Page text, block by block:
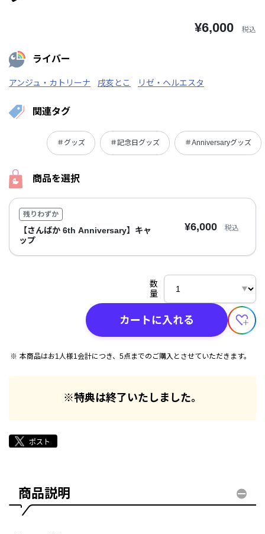
¥6,000 税込
ライバー
アンジュ・カトリーナ 戌亥とこ リゼ・ヘルエスタ
関連タグ
＃グッズ ＃記念日グッズ ＃Anniversaryグッズ
商品を選択
残りわずか
【さんばか 6th Anniversary】キャ
ップ
¥6,000 税込
数
量
カートに入れる
本商品はお1人様1会計につき、5点までのご購入とさせていただきます。
※特典は終了いたしました。
商品説明